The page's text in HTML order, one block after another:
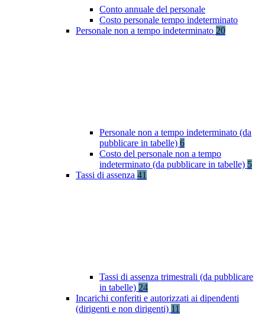
Conto annuale del personale
Costo personale tempo indeterminato
Personale non a tempo indeterminato 20
Personale non a tempo indeterminato (da
pubblicare in tabelle) 6
Costo del personale non a tempo
indeterminato (da pubblicare in tabelle) 5
Tassi di assenza 41
Tassi di assenza trimestrali (da pubblicare
in tabelle) 24
Incarichi conferiti e autorizzati ai dipendenti
(dirigenti e non dirigenti) 11